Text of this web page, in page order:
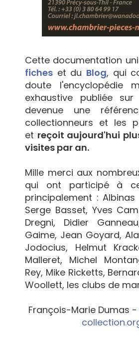
Cette documentation
fiches et du Blog, qui
doute l'encyclopédie
exhaustive publiée
devenue une
collectionneurs et les
et reçoit aujourd'hui
visites par an.
Mille merci aux
qui ont participé à
principalement : Albinas
Serge Basset, Yves
Dregni, Didier
Gaime, Jean Goyard,
Jodocius, Helmut
Malleret, Michel
Rey, Mike Ricketts,
Woollett, les clubs de
François-Marie Dumas -